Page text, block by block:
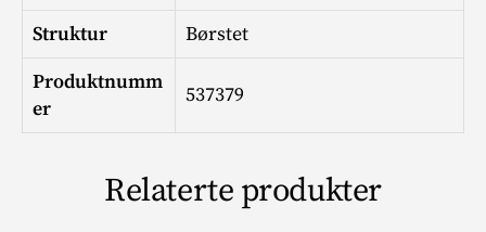
Struktur
Børstet
Produktnumm
er
537379
Relaterte produkter